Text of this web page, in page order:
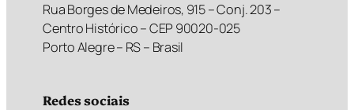
Rua Borges de Medeiros, 915 – Conj. 203 –
Centro Histórico – CEP 90020-025
Porto Alegre – RS – Brasil
Redes sociais